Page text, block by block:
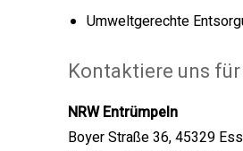
Umweltgerechte
Kontaktiere uns
NRW Entrümpeln
Boyer Straße 36, 45329